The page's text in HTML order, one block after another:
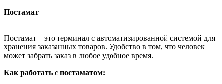
Постамат
Постамат – это терминал с автоматизированной системой для
хранения заказанных товаров. Удобство в том, что человек
может забрать заказ в любое удобное время.
Как работать с постаматом: